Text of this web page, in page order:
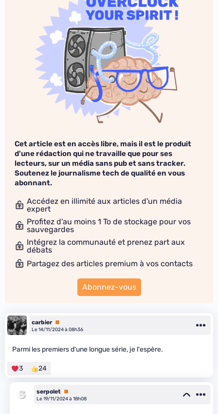
Cet article est en accès libre, mais il est le produit
d'une rédaction qui ne travaille que pour ses
lecteurs, sur un média sans pub et sans tracker.
Soutenez le journalisme tech de qualité en vous
abonnant.
Accédez en illimité aux articles d'un média
expert
Profitez d'au moins 1 To de stockage pour vos
sauvegardes
Intégrez la communauté et prenez part aux
débats
Partagez des articles premium à vos contacts
Abonnez-vous
carbier Premium
Le 14/11/2024 à 08h36
Parmi les premiers d'une longue série, je l'espère.
3 24
serpolet Premium
Le 19/11/2024 à 18h08